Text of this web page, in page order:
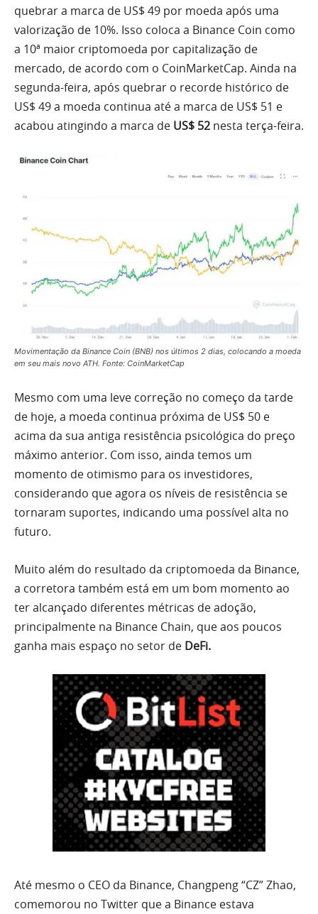
quebrar a marca de US$ 49 por moeda após uma
valorização de 10%. Isso coloca a Binance Coin como
a 10ª maior criptomoeda por capitalização de
mercado, de acordo com o CoinMarketCap. Ainda na
segunda-feira, após quebrar o recorde histórico de
US$ 49 a moeda continua até a marca de US$ 51 e
acabou atingindo a marca de US$ 52 nesta terça-feira.
Movimentação da Binance Coin (BNB) nos últimos 2 dias, colocando a moeda
em seu mais novo ATH. Fonte: CoinMarketCap
Mesmo com uma leve correção no começo da tarde
de hoje, a moeda continua próxima de US$ 50 e
acima da sua antiga resistência psicológica do preço
máximo anterior. Com isso, ainda temos um
momento de otimismo para os investidores,
considerando que agora os níveis de resistência se
tornaram suportes, indicando uma possível alta no
futuro.
Muito além do resultado da criptomoeda da Binance,
a corretora também está em um bom momento ao
ter alcançado diferentes métricas de adoção,
principalmente na Binance Chain, que aos poucos
ganha mais espaço no setor de DeFi.
Até mesmo o CEO da Binance, Changpeng “CZ” Zhao,
comemorou no Twitter que a Binance estava